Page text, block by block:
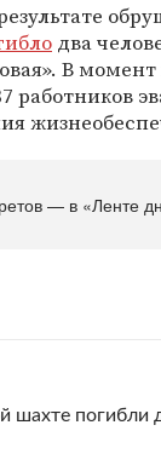
два
В
работников
— в «Ленте
шахте погибли